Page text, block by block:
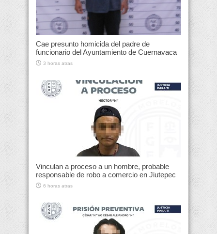
Cae presunto homicida del padre de
funcionario del Ayuntamiento de Cuernavaca
3 horas atras
Vinculan a proceso a un hombre, probable
responsable de robo a comercio en Jiutepec
6 horas atras